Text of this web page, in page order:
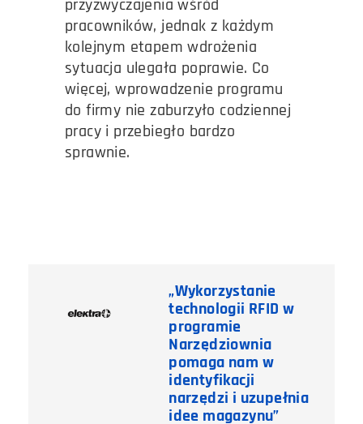
przyzwyczajenia wśród
pracowników, jednak z każdym
kolejnym etapem wdrożenia
sytuacja ulegała poprawie. Co
więcej, wprowadzenie programu
do firmy nie zaburzyło codziennej
pracy i przebiegło bardzo
sprawnie.
„Wykorzystanie
technologii RFID w
programie
Narzędziownia
pomaga nam w
identyfikacji
narzędzi i uzupełnia
idee magazynu”